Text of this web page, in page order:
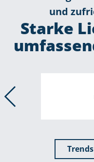
und
Starke